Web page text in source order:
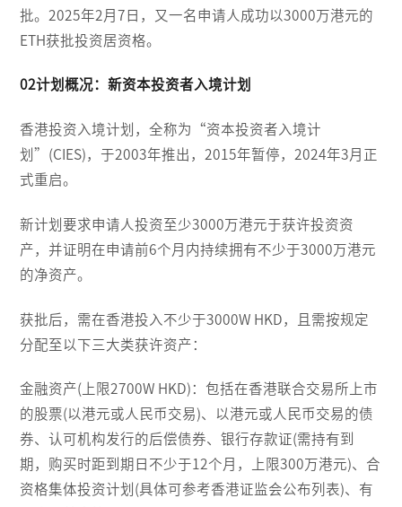
批。2025年2月7日，又一名申请人成功以3000万港元的
ETH获批投资居资格。
02计划概况：新资本投资者入境计划
香港投资入境计划，全称为“资本投资者入境计
划”(CIES)，于2003年推出，2015年暂停，2024年3月正
式重启。
新计划要求申请人投资至少3000万港元于获许投资资
产，并证明在申请前6个月内持续拥有不少于3000万港元
的净资产。
获批后，需在香港投入不少于3000W HKD，且需按规定
分配至以下三大类获许资产：
金融资产(上限2700W HKD)：包括在香港联合交易所上市
的股票(以港元或人民币交易)、以港元或人民币交易的债
券、认可机构发行的后偿债券、银行存款证(需持有到
期，购买时距到期日不少于12个月，上限300万港元)、合
资格集体投资计划(具体可参考香港证监会公布列表)、有